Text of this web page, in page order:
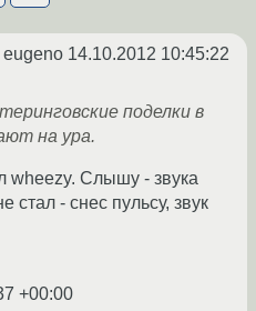
eugeno 14.10.2012 10:45:22
поделки в
на ура.
wheezy. Слышу - звука
стал - снес пульсу, звук
+00:00